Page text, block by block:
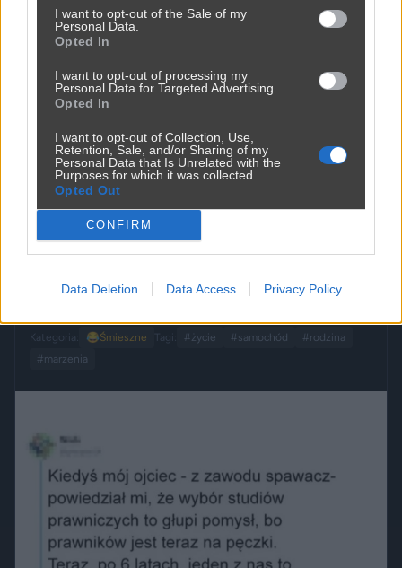
I want to opt-out of the Sale of my
Personal Data.
Opted In
I want to opt-out of processing my
Personal Data for Targeted Advertising.
Opted In
I want to opt-out of Collection, Use,
Retention, Sale, and/or Sharing of my
Personal Data that Is Unrelated with the
Purposes for which it was collected.
Opted Out
CONFIRM
Data Deletion Data Access Privacy Policy
190 4 Udostępnij
Zawodowy wybór
Kategoria: 😂Śmieszne Tagi: #życie #samochód
#rodzina
#marzenia